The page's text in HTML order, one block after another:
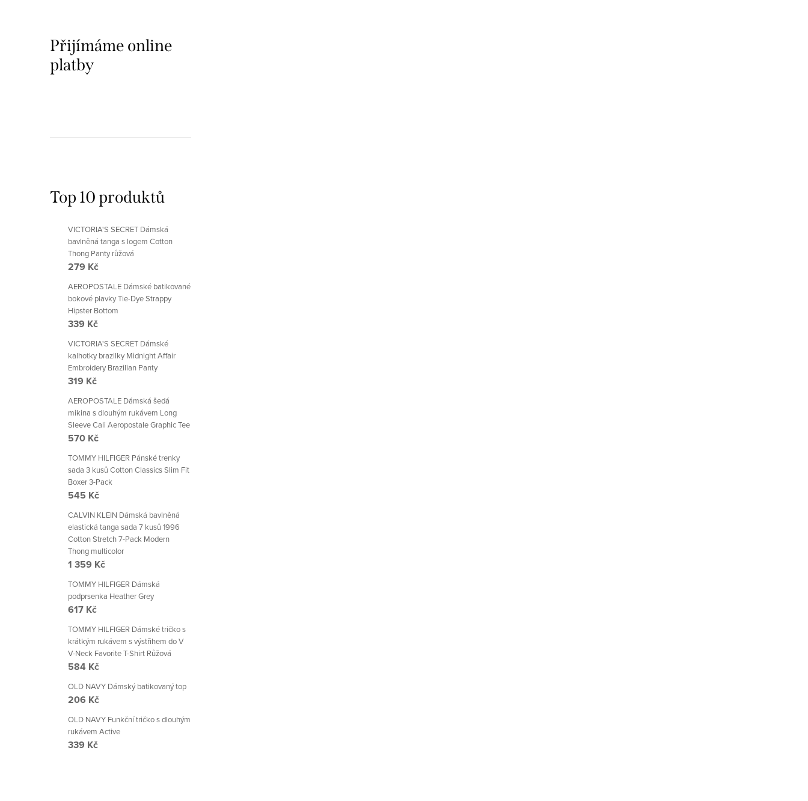
Přijímáme online
platby
Top 10 produktů
VICTORIA'S SECRET Dámská
bavlněná tanga s logem Cotton
Thong Panty růžová
279 Kč
AEROPOSTALE Dámské batikované
bokové plavky Tie-Dye Strappy
Hipster Bottom
339 Kč
VICTORIA'S SECRET Dámské
kalhotky brazilky Midnight Affair
Embroidery Brazilian Panty
319 Kč
AEROPOSTALE Dámská šedá
mikina s dlouhým rukávem Long
Sleeve Cali Aeropostale Graphic Tee
570 Kč
TOMMY HILFIGER Pánské trenky
sada 3 kusů Cotton Classics Slim Fit
Boxer 3-Pack
545 Kč
CALVIN KLEIN Dámská bavlněná
elastická tanga sada 7 kusů 1996
Cotton Stretch 7-Pack Modern
Thong multicolor
1 359 Kč
TOMMY HILFIGER Dámská
podprsenka Heather Grey
617 Kč
TOMMY HILFIGER Dámské tričko s
krátkým rukávem s výstřihem do V
V-Neck Favorite T-Shirt Růžová
584 Kč
OLD NAVY Dámský batikovaný top
206 Kč
OLD NAVY Funkční tričko s dlouhým
rukávem Active
339 Kč